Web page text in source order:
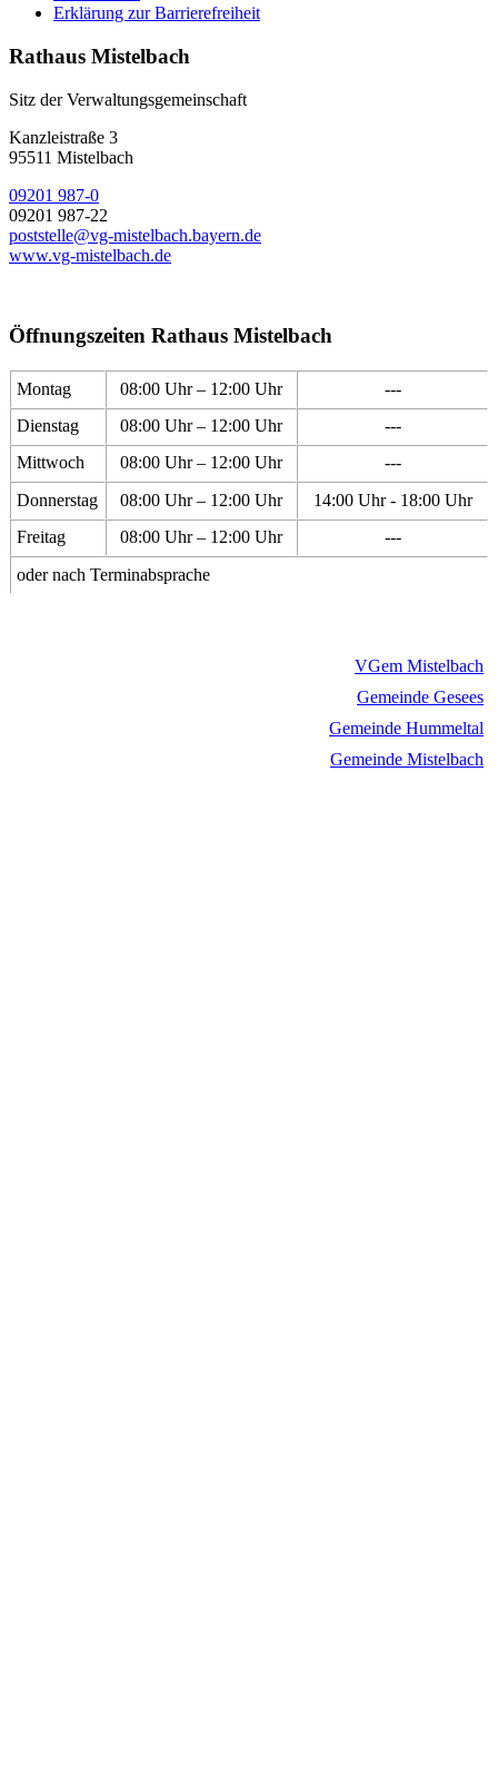
Erklärung zur Barrierefreiheit
Rathaus Mistelbach
Sitz der Verwaltungsgemeinschaft
Kanzleistraße 3
95511 Mistelbach
09201 987-0
09201 987-22
poststelle@vg-mistelbach.bayern.de
www.vg-mistelbach.de
Öffnungszeiten Rathaus Mistelbach
Montag 08:00 Uhr – 12:00 Uhr
---
Dienstag
08:00 Uhr – 12:00 Uhr
---
Mittwoch
08:00 Uhr – 12:00 Uhr
---
Donnerstag
08:00 Uhr – 12:00 Uhr
14:00 Uhr - 18:00 Uhr
Freitag
08:00 Uhr – 12:00 Uhr
---
oder nach Terminabsprache
VGem Mistelbach
Gemeinde Gesees
Gemeinde Hummeltal
Gemeinde Mistelbach